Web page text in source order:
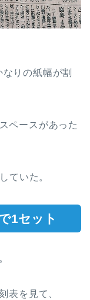
りの紙幅が割
ペースがあった
ていた。
1セット
表を見て、